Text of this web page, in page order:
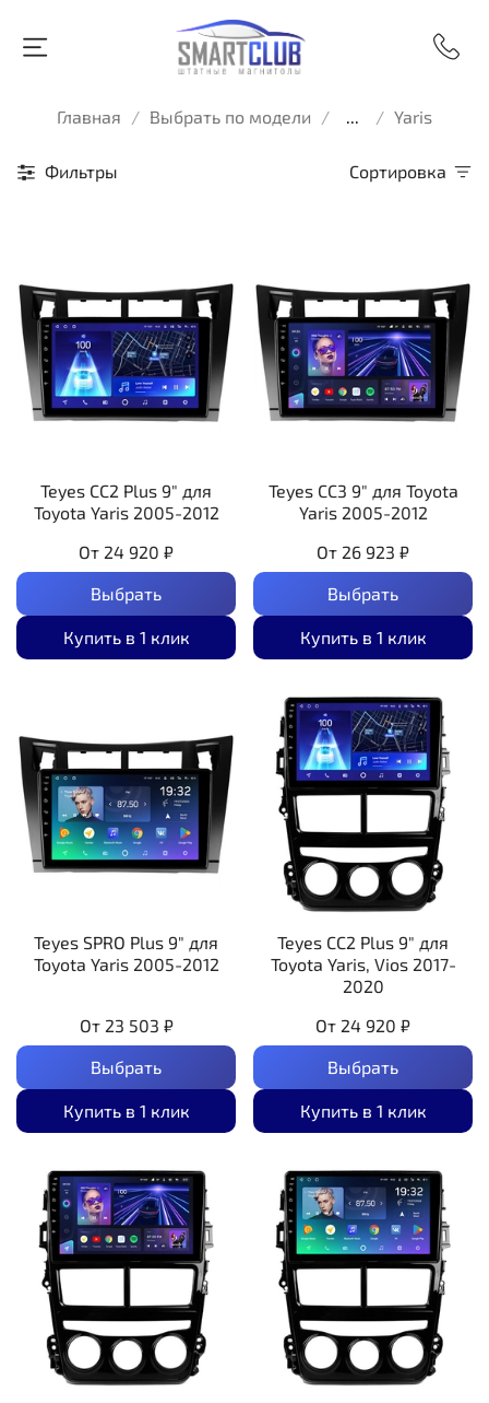
Главная Выбрать по модели ... Yaris
Фильтры Сортировка
Teyes CC2 Plus 9" для
Toyota Yaris 2005-2012
От 24 920 ₽
Выбрать
Купить в 1 клик
Teyes CC3 9" для Toyota
Yaris 2005-2012
От 26 923 ₽
Выбрать
Купить в 1 клик
Teyes SPRO Plus 9" для
Toyota Yaris 2005-2012
От 23 503 ₽
Выбрать
Купить в 1 клик
Teyes CC2 Plus 9" для
Toyota Yaris, Vios 2017-
2020
От 24 920 ₽
Выбрать
Купить в 1 клик